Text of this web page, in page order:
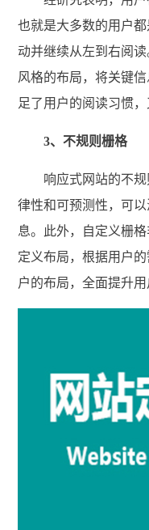
也就是大多数的用户
动并继续从左到右阅
风格的布局，将关键
足了用户的阅读习惯，
3、不规则栅格
响应式网站的不规
律性和可预测性，可
息。此外，自定义栅
定义布局，根据用户
户的布局，全面提升用